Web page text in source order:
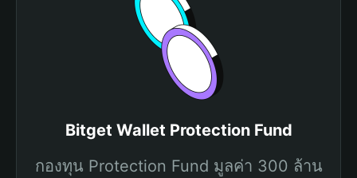
Bitget Wallet Protection Fund
กองทุน Protection Fund มูลค่า 300 ล้าน